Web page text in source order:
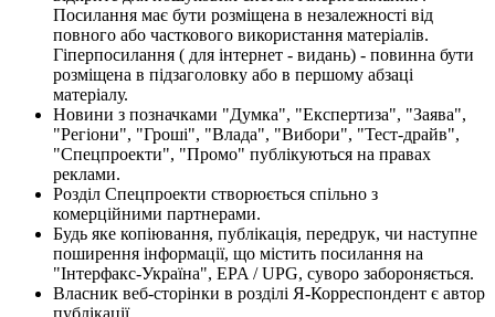
Посилання має бути розміщена в незалежності від
повного або часткового використання матеріалів.
Гіперпосилання ( для інтернет - видань) - повинна бути
розміщена в підзаголовку або в першому абзаці
матеріалу.
Новини з позначками "Думка", "Експертиза", "Заява",
"Регіони", "Гроші", "Влада", "Вибори", "Тест-драйв",
"Спецпроекти", "Промо" публікуються на правах
реклами.
Розділ Спецпроекти створюється спільно з
комерційними партнерами.
Будь яке копіювання, публікація, передрук, чи наступне
поширення інформації, що містить посилання на
"Інтерфакс-Україна", EPA / UPG, суворо забороняється.
Власник веб-сторінки в розділі Я-Корреспондент є автор
публікації.